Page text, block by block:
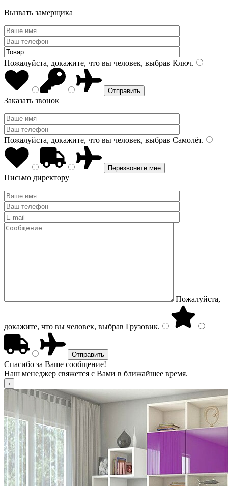
Вызвать замерщика
Пожалуйста, докажите, что вы человек, выбрав Ключ.
Заказать звонок
Пожалуйста, докажите, что вы человек, выбрав Самолёт.
Письмо директору
Пожалуйста,
докажите, что вы человек, выбрав Грузовик.
Спасибо за Ваше сообщение!
Наш менеджер свяжется с Вами в ближайшее время.